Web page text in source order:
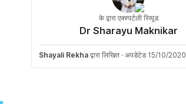
के द्वारा एक्स्पर्टली रिव्यूड
Dr Sharayu Maknikar
Shayali Rekha द्वारा लिखित · अपडेटेड 15/10/2020